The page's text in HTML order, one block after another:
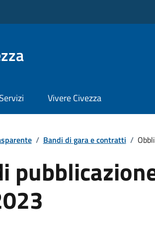
Servizi Vivere Civezza
/ Bandi di gara e contratti /